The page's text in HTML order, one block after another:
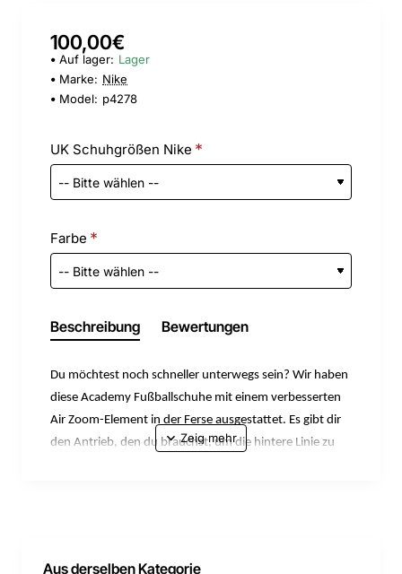
100,00€
Auf lager: Lager
Marke: Nike
Model: p4278
UK Schuhgrößen Nike
Farbe
Beschreibung Bewertungen
Du möchtest noch schneller unterwegs sein? Wir haben
diese Academy Fußballschuhe mit einem verbesserten
Air Zoom-Element in der Ferse ausgestattet. Es gibt dir
den Antrieb, den du brauchst, um die hintere Linie zu
Das Obermaterial besteht aus NikeSkin mit
Aus derselben Kategorie